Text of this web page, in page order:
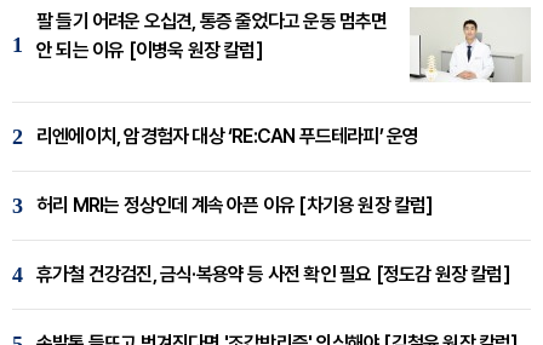
1
팔 들기 어려운 오십견, 통증 줄었다고 운동 멈추면
안 되는 이유 [이병욱 원장 칼럼]
2 리엔에이치, 암경험자 대상 ‘RE:CAN 푸드테라피’ 운영
3 허리 MRI는 정상인데 계속 아픈 이유 [차기용 원장 칼럼]
4 휴가철 건강검진, 금식·복용약 등 사전 확인 필요 [정도감 원장 칼럼]